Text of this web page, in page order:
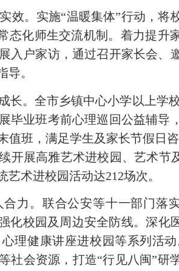
效。 实施“温暖集体”行动 ，将
态化师生交流机制。着力提升
入户家访，通过召开家长会、
导。
长。全市乡镇中心小学以上学
毕业班考前心理巡回公益辅导 ，
值班，满足学生及家长节假日
开展高雅艺术进校园、艺术节
艺术进校园活动达212场次。
力。 联合公安等十一部门落
化校园 及周边安全防线。深化
理健康讲座进校园等系列活动
社会资源 ，打造“行见八闽”研